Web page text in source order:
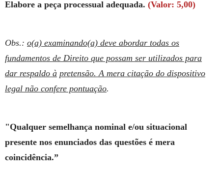
Elabore a peça processual adequada. (Valor: 5,00)
Obs.: o(a) examinando(a) deve abordar todas os
fundamentos de Direito que possam ser utilizados para
dar respaldo à pretensão. A mera citação do dispositivo
legal não confere pontuação.
"Qualquer semelhança nominal e/ou situacional
presente nos enunciados das questões é mera
coincidência.”